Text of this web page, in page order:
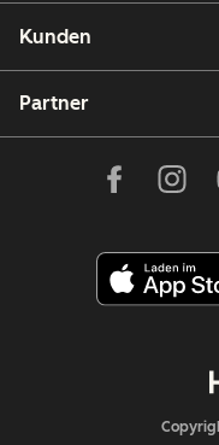
Kunden
Partner